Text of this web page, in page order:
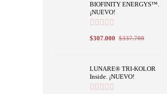
BIOFINITY ENERGYS™.
¡NUEVO!
$337.700
$307.000
LUNARE® TRI-KOLOR
Inside. ¡NUEVO!